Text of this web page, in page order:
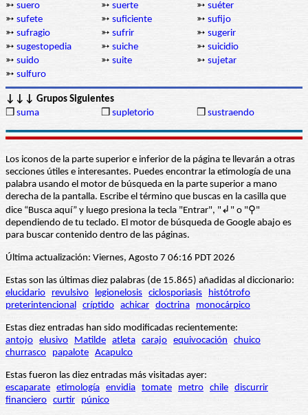
➳ suero ➳ suerte ➳ suéter
➳ sufete ➳ suficiente ➳ sufijo
➳ sufragio ➳ sufrir ➳ sugerir
➳ sugestopedia ➳ suiche ➳ suicidio
➳ suido ➳ suite ➳ sujetar
➳ sulfuro
↓↓↓ Grupos Siguientes
❒ suma ❒ supletorio ❒ sustraendo
Los iconos de la parte superior e inferior de la página te llevarán a otras
secciones útiles e interesantes. Puedes encontrar la etimología de una
palabra usando el motor de búsqueda en la parte superior a mano
derecha de la pantalla. Escribe el término que buscas en la casilla que
dice “Busca aquí” y luego presiona la tecla "Entrar", "↲" o "⚲"
dependiendo de tu teclado. El motor de búsqueda de Google abajo es
para buscar contenido dentro de las páginas.
Última actualización: Viernes, Agosto 7 06:16 PDT 2026
Estas son las últimas diez palabras (de 15.865) añadidas al diccionario:
elucidario
revulsivo legionelosis ciclosporiasis
histótrofo
preterintencional críptido achicar doctrina monocárpico
Estas diez entradas han sido modificadas recientemente:
antojo elusivo Matilde atleta carajo equivocación
chuico
churrasco
papalote Acapulco
Estas fueron las diez entradas más visitadas ayer:
escaparate etimología envidia tomate metro chile discurrir
financiero curtir púnico